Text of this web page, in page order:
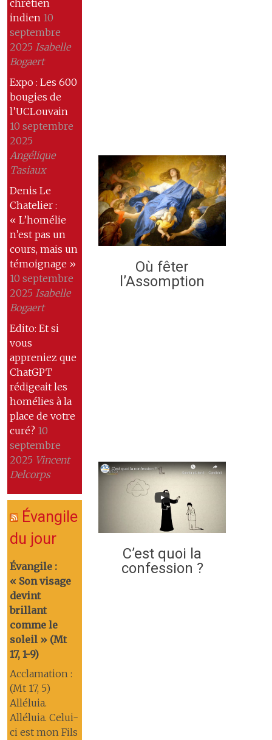
chrétien
indien 10
septembre
2025 Isabelle
Bogaert
Expo : Les 600
bougies de
l’UCLouvain
10 septembre
2025
Angélique
Tasiaux
Denis Le
Chatelier :
« L’homélie
n’est pas un
cours, mais un
témoignage »
10 septembre
2025 Isabelle
Bogaert
Edito: Et si
vous
appreniez que
ChatGPT
rédigeait les
homélies à la
place de votre
curé? 10
septembre
2025 Vincent
Delcorps
Évangile
du jour
Évangile :
« Son visage
devint
brillant
comme le
soleil » (Mt
17, 1-9)
Acclamation :
(Mt 17, 5)
Alléluia.
Alléluia. Celui-
ci est mon Fils
Où fêter
l’Assomption
C’est quoi la
confession ?